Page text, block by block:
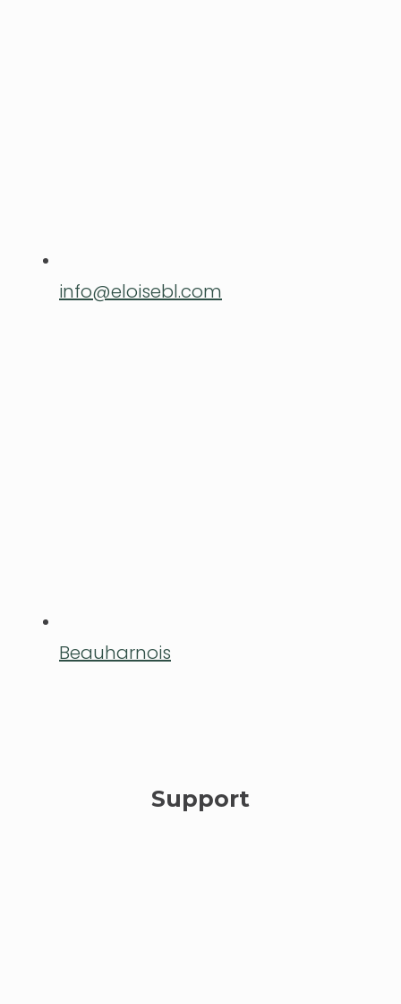
info@eloisebl.com
Beauharnois
Support